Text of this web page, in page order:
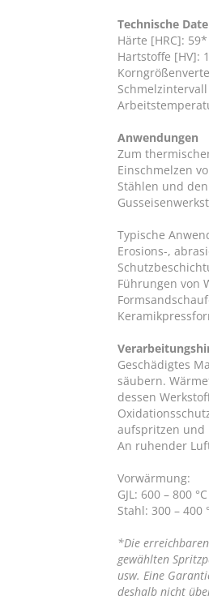
Technische
Härte [HRC]: 59*
Hartstoffe [HV]:
Schmelzintervall
Anwendungen
Zum
Einschmelzen
Stählen und
Typische
Erosions-,
Führungen von
Geschädigtes
säubern.
dessen
aufspritzen und
An ruhender
Vorwärmung:
GJL: 600 – 800 °C
Stahl: 300 – 400
*Die
gewählten
usw. Eine
deshalb nicht